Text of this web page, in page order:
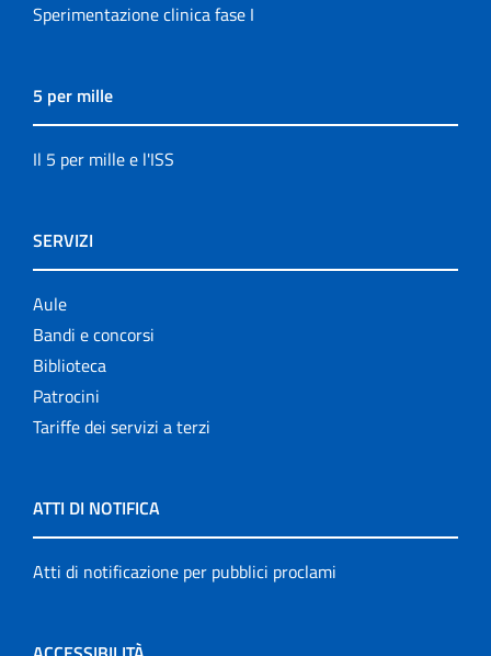
Sperimentazione clinica fase I
5 per mille
Il 5 per mille e l'ISS
SERVIZI
Aule
Bandi e concorsi
Biblioteca
Patrocini
Tariffe dei servizi a terzi
ATTI DI NOTIFICA
Atti di notificazione per pubblici proclami